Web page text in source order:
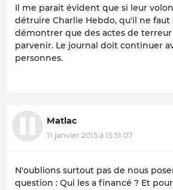
Il me parait évident que si leur
détruire Charlie Hebdo, qu'il ne faut
démontrer que des actes de
parvenir. Le journal doit continuer
personnes.
Matlac
11 janvier 2015 à 15:51:07
N'oublions surtout pas de nous
question : Qui les a financé ? Et